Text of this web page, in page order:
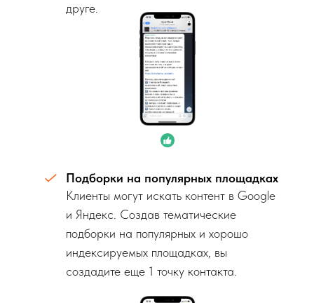
друге.
Подборки на популярных площадках
Клиенты могут искать контент в Google
и Яндекс. Создав тематические
подборки на популярных и хорошо
индексируемых площадках, вы
создадите еще 1 точку контакта.